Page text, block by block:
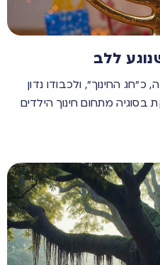
ללב
החינוך”, ולכבודו נדון
בסוגיה מתחום חינוך הילדים